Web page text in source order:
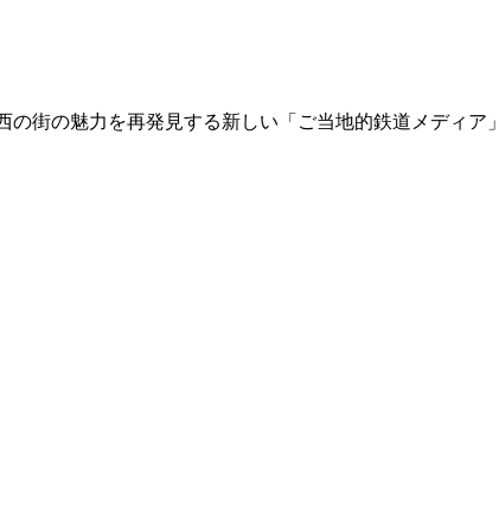
街の魅力を再発見する新しい「ご当地的鉄道メディア